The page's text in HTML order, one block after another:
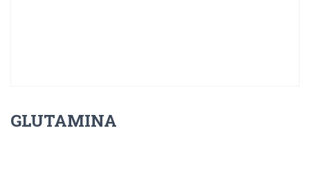
GLUTAMINA